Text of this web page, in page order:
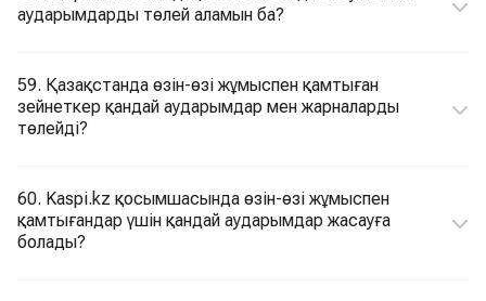
аударымдарды төлей аламын ба?
59. Қазақстанда өзін-өзі жұмыспен қамтыған
зейнеткер қандай аударымдар мен жарналарды
төлейді?
60. Kaspi.kz қосымшасында өзін-өзі жұмыспен
қамтығандар үшін қандай аударымдар жасауға
болады?